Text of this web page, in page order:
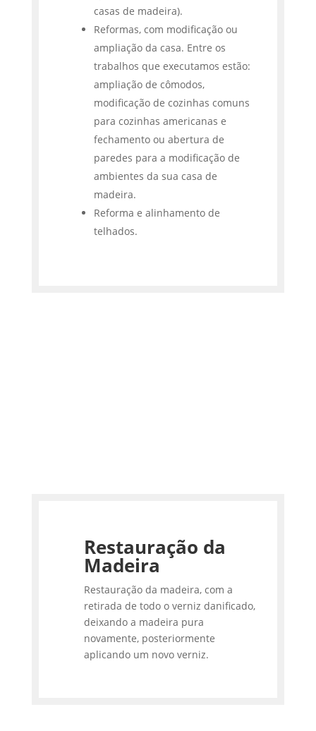
casas de madeira).
Reformas, com modificação ou
ampliação da casa. Entre os
trabalhos que executamos estão:
ampliação de cômodos,
modificação de cozinhas comuns
para cozinhas americanas e
fechamento ou abertura de
paredes para a modificação de
ambientes da sua casa de
madeira.
Reforma e alinhamento de
telhados.
Restauração da
Madeira
Restauração da madeira, com a
retirada de todo o verniz danificado,
deixando a madeira pura
novamente, posteriormente
aplicando um novo verniz.